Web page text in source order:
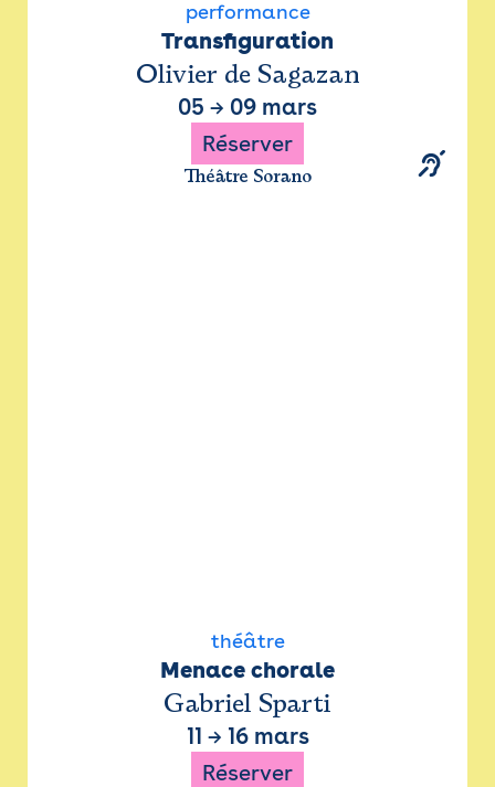
performance
Transfiguration
Olivier de Sagazan
05 → 09 mars
Réserver
Théâtre Sorano
théâtre
Menace chorale
Gabriel Sparti
11 → 16 mars
Réserver